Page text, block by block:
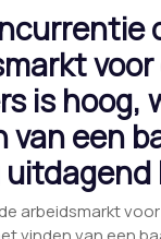
is hoog,
van een
arbeidsmarkt